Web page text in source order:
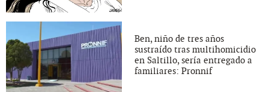
Ben, niño de tres años
sustraído tras multihomicidio
en Saltillo, sería entregado a
familiares: Pronnif